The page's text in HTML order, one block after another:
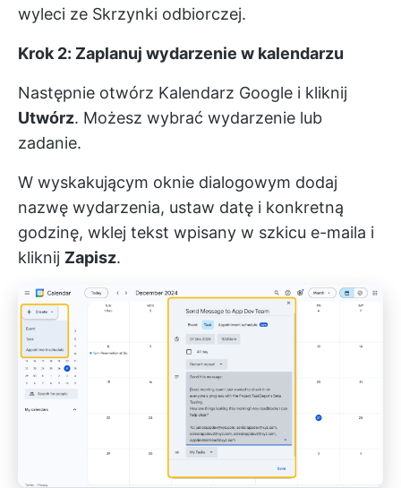
wyleci ze Skrzynki odbiorczej.
Krok 2: Zaplanuj wydarzenie w kalendarzu
Następnie otwórz Kalendarz Google i kliknij
Utwórz. Możesz wybrać wydarzenie lub
zadanie.
W wyskakującym oknie dialogowym dodaj
nazwę wydarzenia, ustaw datę i konkretną
godzinę, wklej tekst wpisany w szkicu e-maila i
kliknij Zapisz.